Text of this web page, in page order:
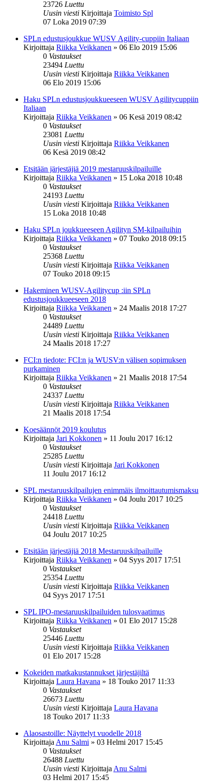
23726 Luettu
Uusin viesti Kirjoittaja Toimisto Spl
07 Loka 2019 07:39
SPLn edustusjoukkue WUSV Agility-cuppiin Italiaan
Kirjoittaja Riikka Veikkanen » 06 Elo 2019 15:06
0 Vastaukset
23494 Luettu
Uusin viesti Kirjoittaja Riikka Veikkanen
06 Elo 2019 15:06
Haku SPLn edustusjoukkueeseen WUSV Agilitycuppiin
Italiaan
Kirjoittaja Riikka Veikkanen » 06 Kesä 2019 08:42
0 Vastaukset
23081 Luettu
Uusin viesti Kirjoittaja Riikka Veikkanen
06 Kesä 2019 08:42
Etsitään järjestäjiä 2019 mestaruuskilpailuille
Kirjoittaja Riikka Veikkanen » 15 Loka 2018 10:48
0 Vastaukset
24193 Luettu
Uusin viesti Kirjoittaja Riikka Veikkanen
15 Loka 2018 10:48
Haku SPLn joukkueeseen Agilityn SM-kilpailuihin
Kirjoittaja Riikka Veikkanen » 07 Touko 2018 09:15
0 Vastaukset
25368 Luettu
Uusin viesti Kirjoittaja Riikka Veikkanen
07 Touko 2018 09:15
Hakeminen WUSV-Agilitycup :iin SPLn
edustusjoukkueeseen 2018
Kirjoittaja Riikka Veikkanen » 24 Maalis 2018 17:27
0 Vastaukset
24489 Luettu
Uusin viesti Kirjoittaja Riikka Veikkanen
24 Maalis 2018 17:27
FCI:n tiedote: FCI:n ja WUSV:n välisen sopimuksen
purkaminen
Kirjoittaja Riikka Veikkanen » 21 Maalis 2018 17:54
0 Vastaukset
24337 Luettu
Uusin viesti Kirjoittaja Riikka Veikkanen
21 Maalis 2018 17:54
Koesäännöt 2019 koulutus
Kirjoittaja Jari Kokkonen » 11 Joulu 2017 16:12
0 Vastaukset
25285 Luettu
Uusin viesti Kirjoittaja Jari Kokkonen
11 Joulu 2017 16:12
SPL mestaruuskilpailujen enimmäis ilmoittautumismaksu
Kirjoittaja Riikka Veikkanen » 04 Joulu 2017 10:25
0 Vastaukset
24418 Luettu
Uusin viesti Kirjoittaja Riikka Veikkanen
04 Joulu 2017 10:25
Etsitään järjestäjiä 2018 Mestaruuskilpailuille
Kirjoittaja Riikka Veikkanen » 04 Syys 2017 17:51
0 Vastaukset
25354 Luettu
Uusin viesti Kirjoittaja Riikka Veikkanen
04 Syys 2017 17:51
SPL IPO-mestaruuskilpailuiden tulosvaatimus
Kirjoittaja Riikka Veikkanen » 01 Elo 2017 15:28
0 Vastaukset
25446 Luettu
Uusin viesti Kirjoittaja Riikka Veikkanen
01 Elo 2017 15:28
Kokeiden matkakustannukset järjestäjiltä
Kirjoittaja Laura Havana » 18 Touko 2017 11:33
0 Vastaukset
26673 Luettu
Uusin viesti Kirjoittaja Laura Havana
18 Touko 2017 11:33
Alaosastoille: Näyttelyt vuodelle 2018
Kirjoittaja Anu Salmi » 03 Helmi 2017 15:45
0 Vastaukset
26488 Luettu
Uusin viesti Kirjoittaja Anu Salmi
03 Helmi 2017 15:45